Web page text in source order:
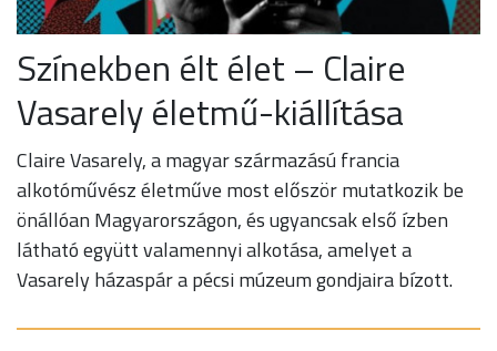
Színekben élt élet – Claire
Vasarely életmű-kiállítása
Claire Vasarely, a magyar származású francia
alkotóművész életműve most először mutatkozik be
önállóan Magyarországon, és ugyancsak első ízben
látható együtt valamennyi alkotása, amelyet a
Vasarely házaspár a pécsi múzeum gondjaira bízott.